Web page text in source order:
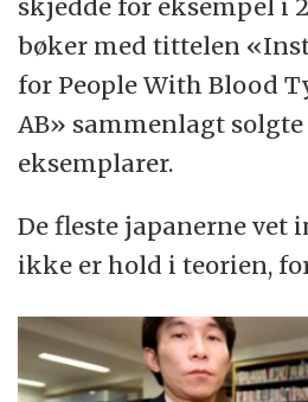
ikke alltid helt til å stole
skjedde for eksempel i
bøker med tittelen
for People With Blood
AB» sammenlagt
eksemplarer.
De fleste japanerne vet
ikke er hold i teorien,